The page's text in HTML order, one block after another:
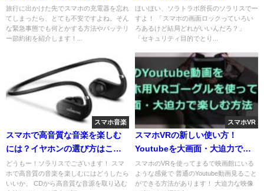
る？
旅行に出かけた先でスマホの充電器を忘れ
てしまったら、とても不安ですよね。そん
な緊急事態でも何とかする方法やバッテリ
ー節約術を紹介します！...
ほいほい、ソラトラボ所長のソラリスでー
すよ！ 「スマホの画面ロックっていろい
ろあるけど結局どれがいいんだろ？」
「セキュリティ目的でとり...
スマホ音楽
スマホで高音質な音楽を楽しむ
には？イヤホンの選び方はこう
すべし！
どうもー！ソラリスでございます！ スマ
ホで高音質の音楽を楽しむにはどうしたら
いいか、 CDから高音質な音源を取り込む
スマホVR
スマホVRの新しい使い方！
Youtubeを大画面・大迫力で楽
しむ方法
スマホのVRを使ってまるで映画館にいる
ような感覚で 普通のYoutube動画見ること
ができる方法があります！ 大迫力な映像